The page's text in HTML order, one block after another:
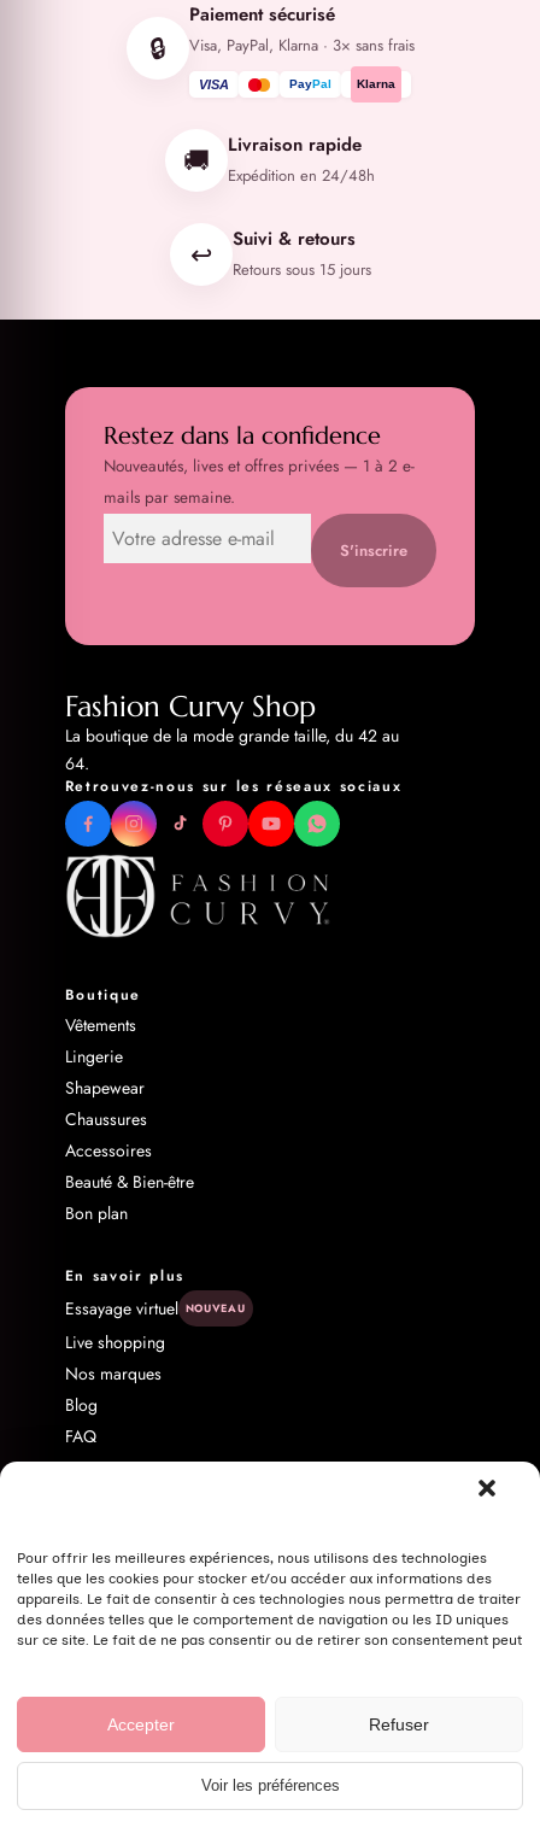
Pour offrir les meilleures expériences, nous utilisons des technologies
telles que les cookies pour stocker et/ou accéder aux informations des
appareils. Le fait de consentir à ces technologies nous permettra de traiter
des données telles que le comportement de navigation ou les ID uniques
sur ce site. Le fait de ne pas consentir ou de retirer son consentement peut
Accepter Refuser
Voir les préférences
🔒
Paiement sécurisé
Visa, PayPal, Klarna · 3× sans frais
VISA PayPal Klarna
🚚 Livraison rapide
Expédition en 24/48h
↩️ Suivi & retours
Retours sous 15 jours
Restez dans la confidence
Nouveautés, lives et offres privées — 1 à 2 e-
mails par semaine.
S'inscrire
Fashion Curvy Shop
La boutique de la mode grande taille, du 42 au
64.
Retrouvez-nous sur les réseaux sociaux
Boutique
Vêtements
Lingerie
Shapewear
Chaussures
Accessoires
Beauté & Bien-être
Bon plan
En savoir plus
Essayage virtuel NOUVEAU
Live shopping
Nos marques
Blog
FAQ
Livraison & Retour
Programme d'affiliation
Politique de confidentialité
Nos conseils pour bien laver vos vêtements
© Fashion Curvy Shop 2026 · ·CGV·
Confidentialité·Cookies